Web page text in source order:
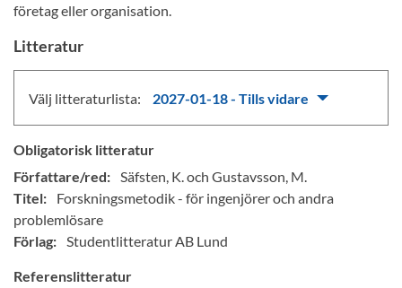
företag eller organisation.
Litteratur
Välj litteraturlista: 2027-01-18 - Tills vidare
Obligatorisk litteratur
Författare/red: Säfsten, K. och Gustavsson, M.
Titel:
Forskningsmetodik - för ingenjörer och andra
problemlösare
Förlag: Studentlitteratur AB Lund
Referenslitteratur